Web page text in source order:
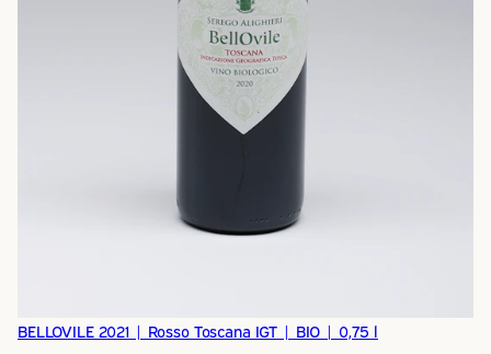
BELLOVILE 2021 | Rosso Toscana IGT | BIO | 0,75 l